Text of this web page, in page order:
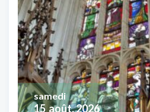
15 août, 2026
samedi